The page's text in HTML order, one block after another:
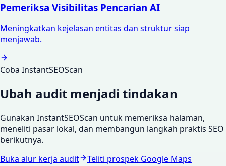
Pemeriksa Visibilitas Pencarian AI
Meningkatkan kejelasan entitas dan struktur siap
menjawab.
Coba InstantSEOScan
Ubah audit menjadi tindakan
Gunakan InstantSEOScan untuk memeriksa halaman,
meneliti pasar lokal, dan membangun langkah praktis SEO
berikutnya.
Buka alur kerja audit
Teliti prospek Google Maps